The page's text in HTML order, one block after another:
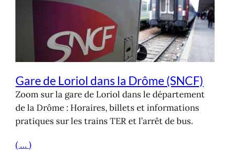
Gare de Loriol dans la Drôme (SNCF)
Zoom sur la gare de Loriol dans le département
de la Drôme : Horaires, billets et informations
pratiques sur les trains TER et l’arrêt de bus.
( … )